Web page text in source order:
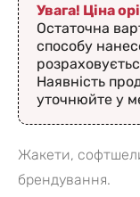
Увага! Ціна
Остаточна
способу
Наявність
уточнюйте у
Жакети,
брендування.